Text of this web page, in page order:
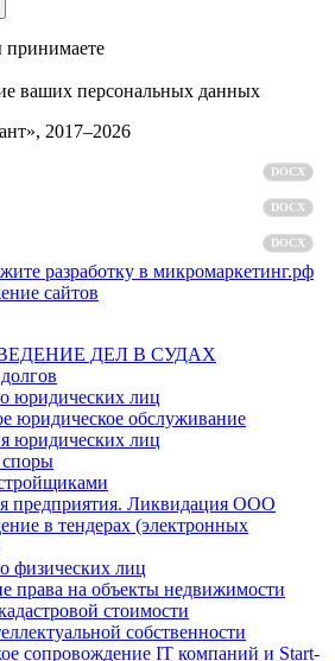
ваших персональных данных
2017–2026
DOCX
DOCX
DOCX
разработку в микромаркетинг.рф
сайтов
ВЕДЕНИЕ ДЕЛ В СУДАХ
юридических лиц
юридическое обслуживание
юридических лиц
предприятия. Ликвидация ООО
в тендерах (электронных
физических лиц
права на объекты недвижимости
стоимости
собственности
сопровождение IT компаний и Start-